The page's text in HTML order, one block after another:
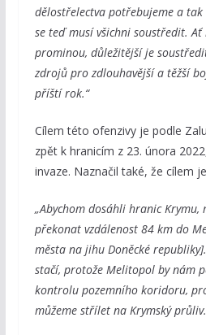
dělostřelectva potřebujeme a
se teď musí všichni soustředit. Ať
prominou, důležitější je
zdrojů pro zdlouhavější a těžší
příští rok.“
Cílem této ofenzivy je podle
zpět k hranicím z 23. února
invaze. Naznačil také, že cílem
„Abychom dosáhli hranic
překonat vzdálenost 84 km do
města na jihu Doněcké
stačí, protože Melitopol by nám
kontrolu pozemního koridoru,
můžeme střílet na Krymský